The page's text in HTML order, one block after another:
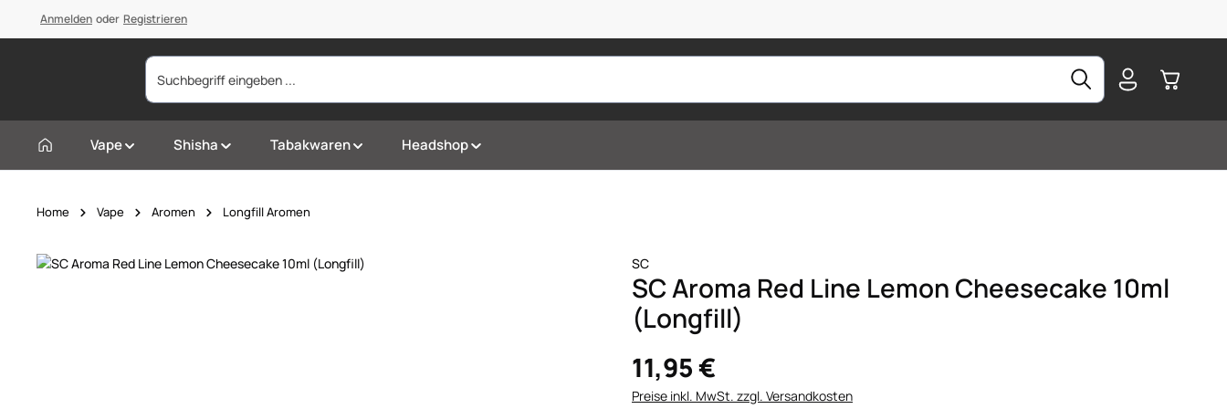
Zur Hauptnavigation springen
Anmelden oder Registrieren
Vape Shisha Tabakwaren Headshop
Home Vape Aromen Longfill Aromen
Bildergalerie überspringen SC
SC Aroma Red Line Lemon Cheesecake 10ml
(Longfill)
11,95 €
Preise inkl. MwSt. zzgl. Versandkosten